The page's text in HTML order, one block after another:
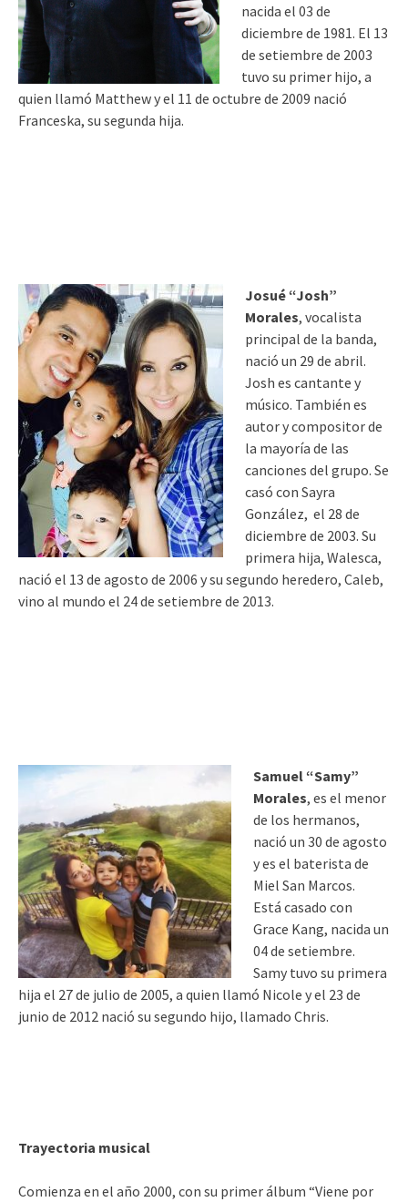
nacida el 03 de
diciembre de 1981. El 13
de setiembre de 2003
tuvo su primer hijo, a
quien llamó Matthew y el 11 de octubre de 2009 nació
Franceska, su segunda hija.
Josué “Josh”
Morales, vocalista
principal de la banda,
nació un 29 de abril.
Josh es cantante y
músico. También es
autor y compositor de
la mayoría de las
canciones del grupo. Se
casó con Sayra
González, el 28 de
diciembre de 2003. Su
primera hija, Walesca,
nació el 13 de agosto de 2006 y su segundo heredero, Caleb,
vino al mundo el 24 de setiembre de 2013.
Samuel “Samy”
Morales, es el menor
de los hermanos,
nació un 30 de agosto
y es el baterista de
Miel San Marcos.
Está casado con
Grace Kang, nacida un
04 de setiembre.
Samy tuvo su primera
hija el 27 de julio de 2005, a quien llamó Nicole y el 23 de
junio de 2012 nació su segundo hijo, llamado Chris.
Trayectoria musical
Comienza en el año 2000, con su primer álbum “Viene por